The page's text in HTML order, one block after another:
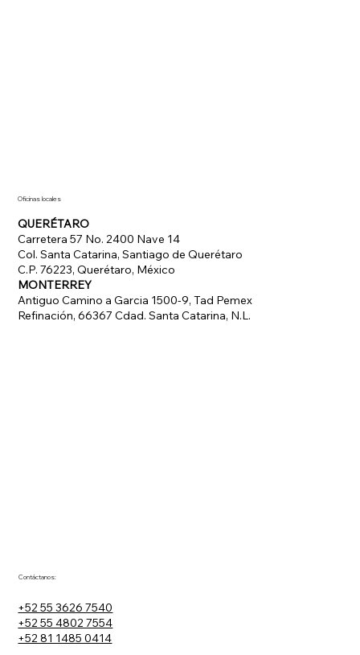
Contáctanos:
+52 55 3626 7540
+52 81 1485 0414
+52 55 4802 7554
Oficinas locales
QUERÉTARO
Carretera 57 No. 2400 Nave 14
Col. Santa Catarina, Santiago de Querétaro
C.P. 76223, Querétaro, México
MONTERREY
Antiguo Camino a Garcia 1500-9, Tad Pemex
Refinación, 66367 Cdad. Santa Catarina, N.L.